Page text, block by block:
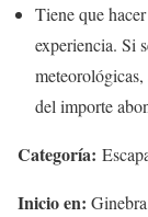
Tiene que
experiencia. Si
del importe
Categoría:
Inicio en: